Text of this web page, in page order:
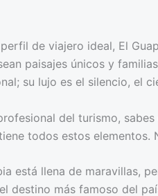
de viajero ideal, El
paisajes únicos y
su lujo es el silencio, el
del turismo,
todos estos elementos.
está llena de maravillas,
destino más famoso del